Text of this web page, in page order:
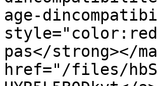
age-
pas</strong></
href="/files/